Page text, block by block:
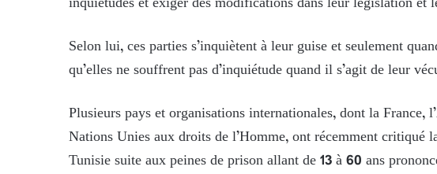
Selon lui, ces parties s’inquiètent à leur guise et seulement
qu’elles ne souffrent pas d’inquiétude quand il s’agit de leur
Plusieurs pays et organisations internationales, dont la
Nations Unies aux droits de l’Homme, ont récemment critiqué
Tunisie suite aux peines de prison allant de 13 à 60 ans